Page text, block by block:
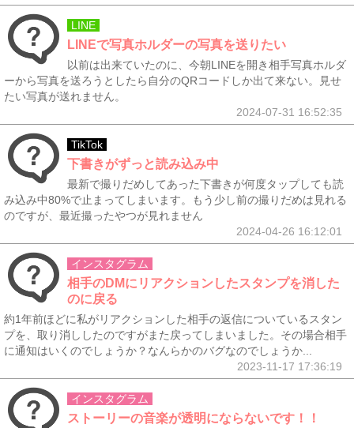
LINE
LINEで写真ホルダーの写真を送りたい
以前は出来ていたのに、今朝LINEを開き相手写真ホルダ
ーから写真を送ろうとしたら自分のQRコードしか出て来ない。見せ
たい写真が送れません。
2024-07-31 16:52:35
TikTok
下書きがずっと読み込み中
最新で撮りだめしてあった下書きが何度タップしても読
み込み中80%で止まってしまいます。もう少し前の撮りだめは見れる
のですが、最近撮ったやつが見れません
2024-04-26 16:12:01
インスタグラム
相手のDMにリアクションしたスタンプを消した
のに戻る
約1年前ほどに私がリアクションした相手の返信についているスタン
プを、取り消ししたのですがまた戻ってしまいました。その場合相手
に通知はいくのでしょうか？なんらかのバグなのでしょうか...
2023-11-17 17:36:19
インスタグラム
ストーリーの音楽が透明にならないです！！